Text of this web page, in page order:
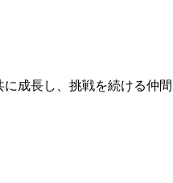
成長し、挑戦を続ける仲